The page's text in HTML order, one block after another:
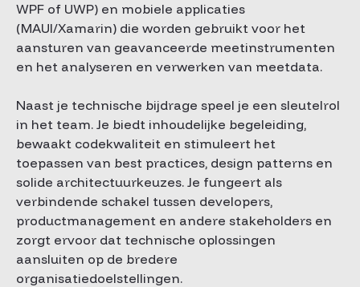
WPF of UWP) en mobiele applicaties
(MAUI/Xamarin) die worden gebruikt voor het
aansturen van geavanceerde meetinstrumenten
en het analyseren en verwerken van meetdata.
Naast je technische bijdrage speel je een sleutelrol
in het team. Je biedt inhoudelijke begeleiding,
bewaakt codekwaliteit en stimuleert het
toepassen van best practices, design patterns en
solide architectuurkeuzes. Je fungeert als
verbindende schakel tussen developers,
productmanagement en andere stakeholders en
zorgt ervoor dat technische oplossingen
aansluiten op de bredere
organisatiedoelstellingen.